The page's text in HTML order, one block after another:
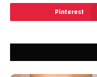
Pinterest